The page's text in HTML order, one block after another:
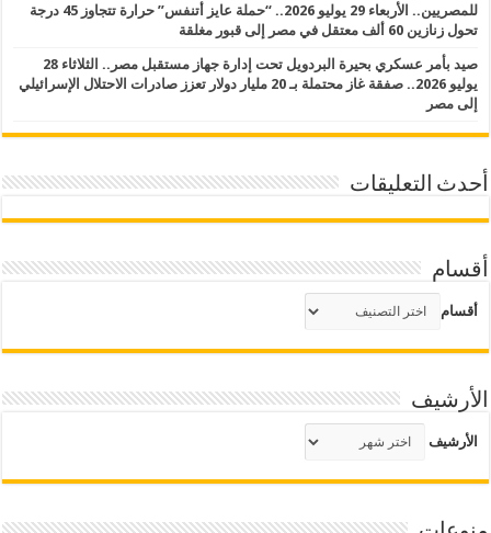
للمصريين.. الأربعاء 29 يوليو 2026.. “حملة عايز أتنفس” حرارة تتجاوز 45 درجة
تحول زنازين 60 ألف معتقل في مصر إلى قبور مغلقة
صيد بأمر عسكري بحيرة البردويل تحت إدارة جهاز مستقبل مصر.. الثلاثاء 28
يوليو 2026.. صفقة غاز محتملة بـ 20 مليار دولار تعزز صادرات الاحتلال الإسرائيلي
إلى مصر
أحدث التعليقات
أقسام
أقسام
الأرشيف
الأرشيف